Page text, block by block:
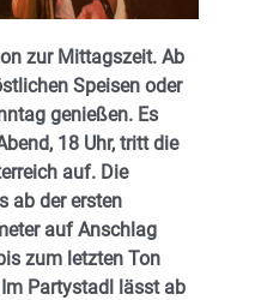
zur Mittagszeit. Ab
Speisen oder
genießen. Es
18 Uhr, tritt die
auf. Die
ab der ersten
auf Anschlag
zum letzten Ton
Partystadl lässt ab